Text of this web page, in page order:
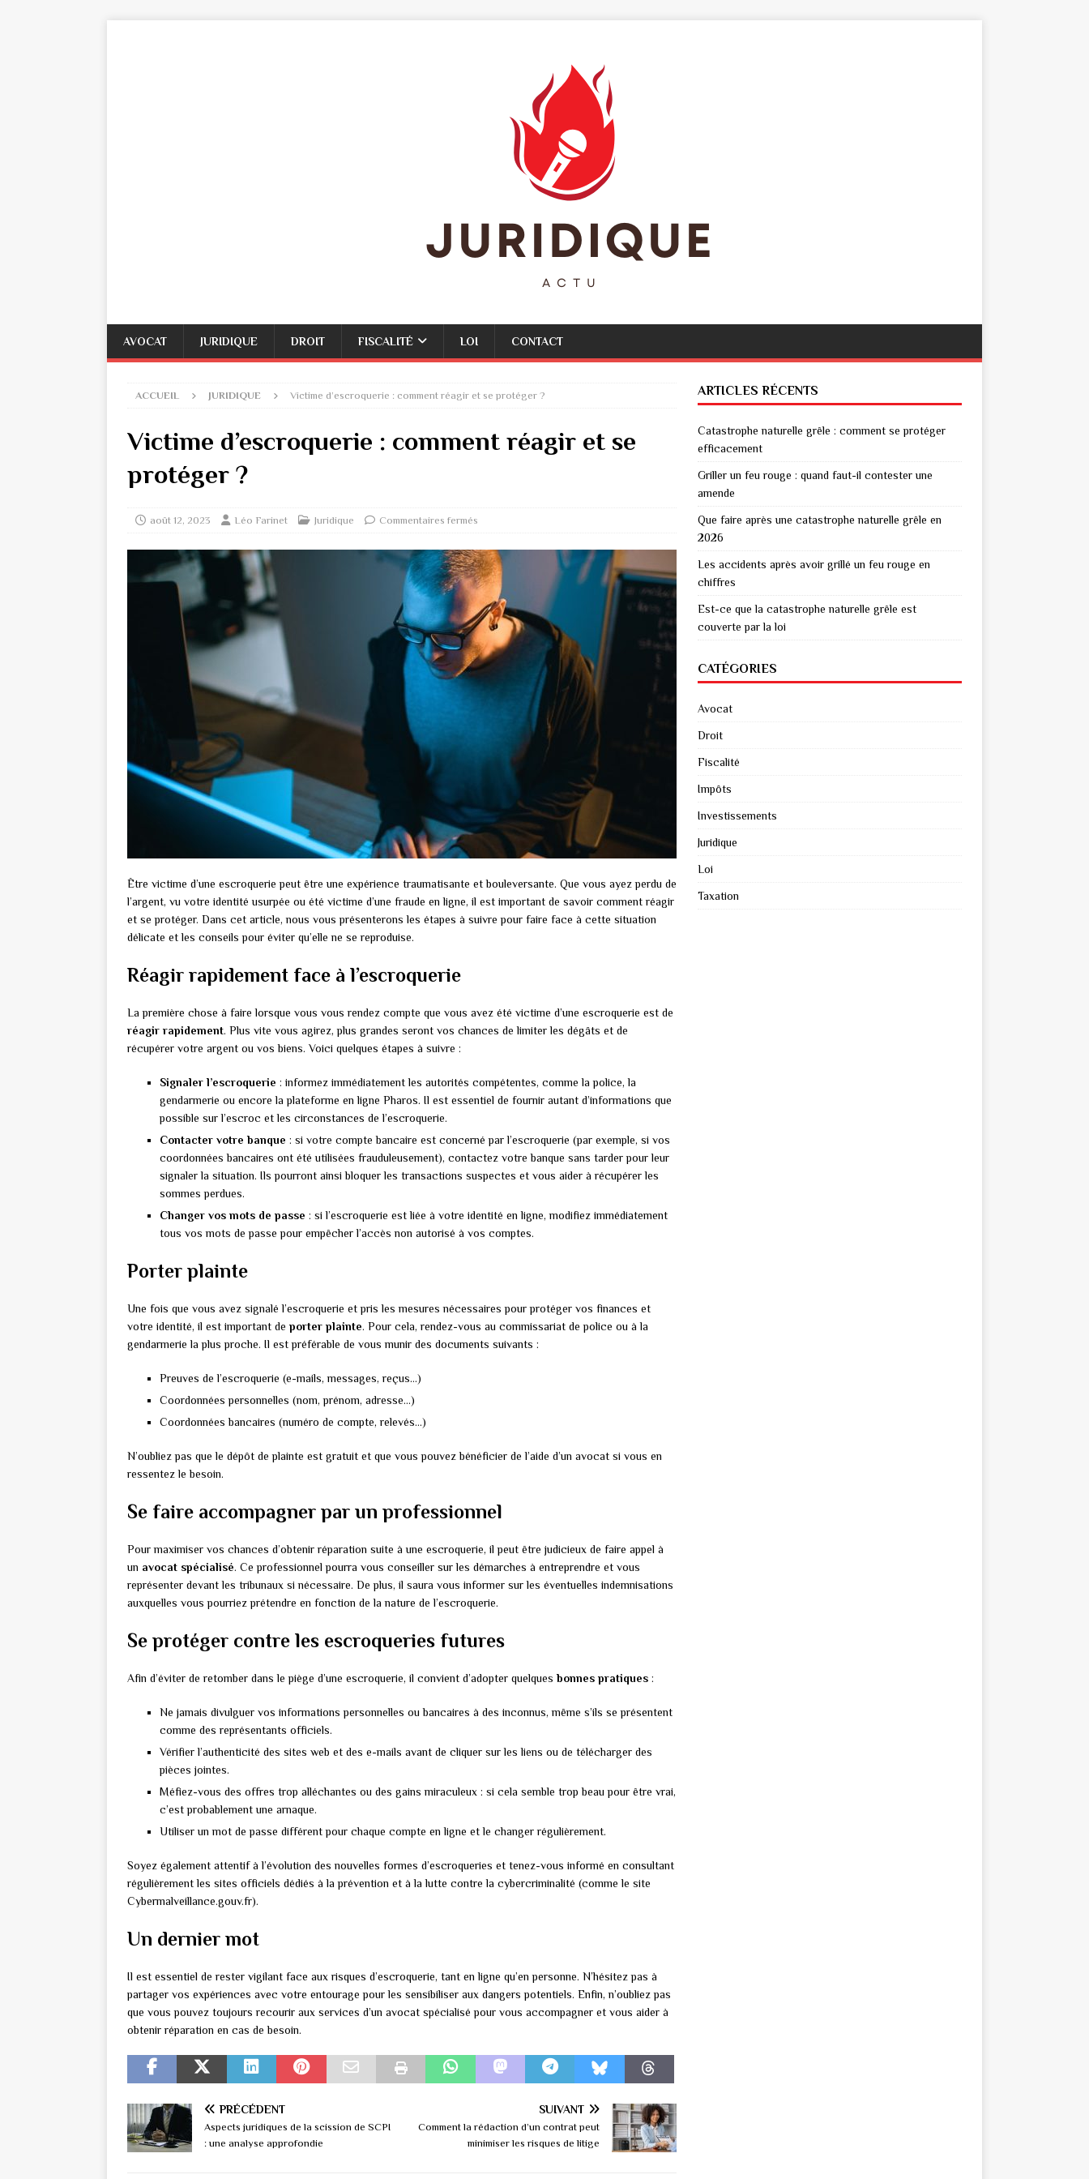
AVOCAT JURIDIQUE DROIT FISCALITÉ LOI CONTACT
ACCUEIL JURIDIQUE Victime d’escroquerie : comment réagir et se protéger ?
Victime d’escroquerie : comment réagir et se
protéger ?
août 12, 2023 Léo Farinet Juridique Commentaires fermés
Être victime d’une escroquerie peut être une expérience traumatisante et bouleversante. Que vous ayez perdu de
l’argent, vu votre identité usurpée ou été victime d’une fraude en ligne, il est important de savoir comment réagir
et se protéger. Dans cet article, nous vous présenterons les étapes à suivre pour faire face à cette situation
délicate et les conseils pour éviter qu’elle ne se reproduise.
Réagir rapidement face à l’escroquerie
La première chose à faire lorsque vous vous rendez compte que vous avez été victime d’une escroquerie est de
réagir rapidement. Plus vite vous agirez, plus grandes seront vos chances de limiter les dégâts et de
récupérer votre argent ou vos biens. Voici quelques étapes à suivre :
Signaler l’escroquerie : informez immédiatement les autorités compétentes, comme la police, la
gendarmerie ou encore la plateforme en ligne Pharos. Il est essentiel de fournir autant d’informations que
possible sur l’escroc et les circonstances de l’escroquerie.
Contacter votre banque : si votre compte bancaire est concerné par l’escroquerie (par exemple, si vos
coordonnées bancaires ont été utilisées frauduleusement), contactez votre banque sans tarder pour leur
signaler la situation. Ils pourront ainsi bloquer les transactions suspectes et vous aider à récupérer les
sommes perdues.
Changer vos mots de passe : si l’escroquerie est liée à votre identité en ligne, modifiez immédiatement
tous vos mots de passe pour empêcher l’accès non autorisé à vos comptes.
Porter plainte
Une fois que vous avez signalé l’escroquerie et pris les mesures nécessaires pour protéger vos finances et
votre identité, il est important de porter plainte. Pour cela, rendez-vous au commissariat de police ou à la
gendarmerie la plus proche. Il est préférable de vous munir des documents suivants :
Preuves de l’escroquerie (e-mails, messages, reçus…)
Coordonnées personnelles (nom, prénom, adresse…)
Coordonnées bancaires (numéro de compte, relevés…)
N’oubliez pas que le dépôt de plainte est gratuit et que vous pouvez bénéficier de l’aide d’un avocat si vous en
ressentez le besoin.
Se faire accompagner par un professionnel
Pour maximiser vos chances d’obtenir réparation suite à une escroquerie, il peut être judicieux de faire appel à
un avocat spécialisé. Ce professionnel pourra vous conseiller sur les démarches à entreprendre et vous
représenter devant les tribunaux si nécessaire. De plus, il saura vous informer sur les éventuelles indemnisations
auxquelles vous pourriez prétendre en fonction de la nature de l’escroquerie.
Se protéger contre les escroqueries futures
Afin d’éviter de retomber dans le piège d’une escroquerie, il convient d’adopter quelquesbonnes pratiques :
Ne jamais divulguer vos informations personnelles ou bancaires à des inconnus, même s’ils se présentent
comme des représentants officiels.
Vérifier l’authenticité des sites web et des e-mails avant de cliquer sur les liens ou de télécharger des
pièces jointes.
Méfiez-vous des offres trop alléchantes ou des gains miraculeux : si cela semble trop beau pour être vrai,
c’est probablement une arnaque.
Utiliser un mot de passe différent pour chaque compte en ligne et le changer régulièrement.
Soyez également attentif à l’évolution des nouvelles formes d’escroqueries et tenez-vous informé en consultant
régulièrement les sites officiels dédiés à la prévention et à la lutte contre la cybercriminalité (comme le site
Cybermalveillance.gouv.fr).
Un dernier mot
Il est essentiel de rester vigilant face aux risques d’escroquerie, tant en ligne qu’en personne. N’hésitez pas à
partager vos expériences avec votre entourage pour les sensibiliser aux dangers potentiels. Enfin, n’oubliez pas
que vous pouvez toujours recourir aux services d’un avocat spécialisé pour vous accompagner et vous aider à
obtenir réparation en cas de besoin.
PRÉCÉDENT
Aspects juridiques de la scission de SCPI
: une analyse approfondie
SUIVANT
Comment la rédaction d’un contrat peut
minimiser les risques de litige
ARTICLES RÉCENTS
Catastrophe naturelle grêle : comment se protéger
efficacement
Griller un feu rouge : quand faut-il contester une
amende
Que faire après une catastrophe naturelle grêle en
2026
Les accidents après avoir grillé un feu rouge en
chiffres
Est-ce que la catastrophe naturelle grêle est
couverte par la loi
CATÉGORIES
Avocat
Droit
Fiscalité
Impôts
Investissements
Juridique
Loi
Taxation